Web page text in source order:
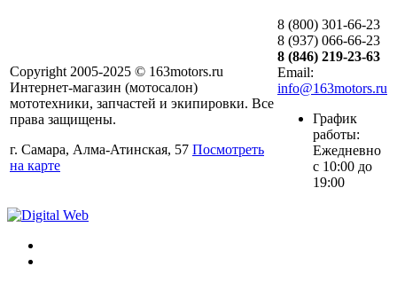
Copyright 2005-2025 © 163motors.ru
Интернет-магазин (мотосалон)
мототехники, запчастей и экипировки. Все
права защищены.
г. Самара, Алма-Атинская, 57 Посмотреть
на карте
8 (800) 301-66-23
8 (937) 066-66-23
8 (846) 219-23-63
Email:
info@163motors.ru
График
работы:
Ежедневно
с 10:00 до
19:00